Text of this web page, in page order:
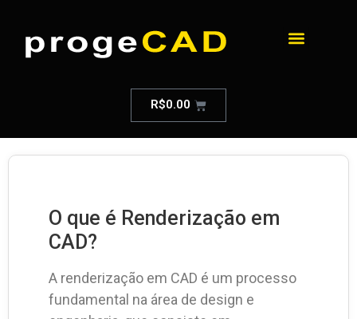
R$0.00
O que é Renderização em
CAD?
A renderização em CAD é um processo
fundamental na área de design e